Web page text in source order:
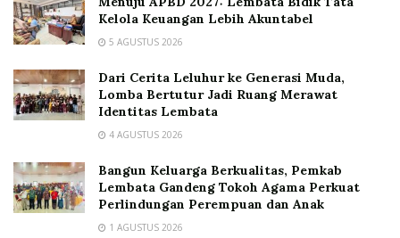
Kelola Keuangan Lebih Akuntabel
5 AGUSTUS 2026
Dari Cerita Leluhur ke Generasi Muda,
Lomba Bertutur Jadi Ruang Merawat
Identitas Lembata
4 AGUSTUS 2026
Bangun Keluarga Berkualitas, Pemkab
Lembata Gandeng Tokoh Agama Perkuat
Perlindungan Perempuan dan Anak
1 AGUSTUS 2026